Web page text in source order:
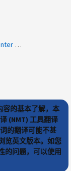
product-categories:netapp-vasa-provider<a>vCenter Server注册</a><a>验证证书</a>
容的基本了解，本
(NMT) 工具翻译
的翻译可能不甚
览英文版本。如您
的问题，可以使用